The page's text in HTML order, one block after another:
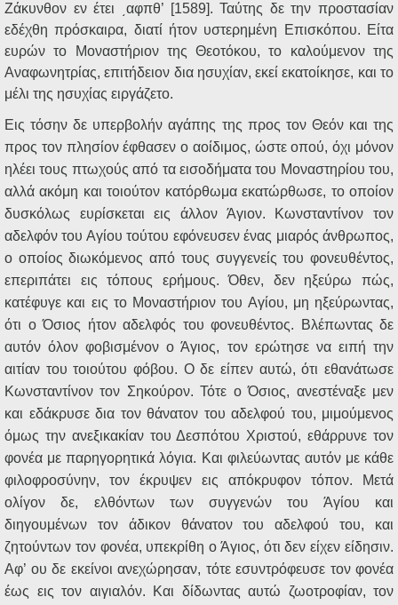
Ζάκυνθον εν έτει ͵αφπθ’ [1589]. Ταύτης δε την προστασίαν
εδέχθη πρόσκαιρα, διατί ήτον υστερημένη Επισκόπου. Είτα
ευρών το Μοναστήριον της Θεοτόκου, το καλούμενον της
Αναφωνητρίας, επιτήδειον δια ησυχίαν, εκεί εκατοίκησε, και το
μέλι της ησυχίας ειργάζετο.
Εις τόσην δε υπερβολήν αγάπης της προς τον Θεόν και της
προς τον πλησίον έφθασεν ο αοίδιμος, ώστε οπού, όχι μόνον
ηλέει τους πτωχούς από τα εισοδήματα του Μοναστηρίου του,
αλλά ακόμη και τοιούτον κατόρθωμα εκατώρθωσε, το οποίον
δυσκόλως ευρίσκεται εις άλλον Άγιον. Κωνσταντίνον τον
αδελφόν του Αγίου τούτου εφόνευσεν ένας μιαρός άνθρωπος,
ο οποίος διωκόμενος από τους συγγενείς του φονευθέντος,
επεριπάτει εις τόπους ερήμους. Όθεν, δεν ηξεύρω πώς,
κατέφυγε και εις το Μοναστήριον του Αγίου, μη ηξεύρωντας,
ότι ο Όσιος ήτον αδελφός του φονευθέντος. Βλέπωντας δε
αυτόν όλον φοβισμένον ο Άγιος, τον ερώτησε να ειπή την
αιτίαν του τοιούτου φόβου. Ο δε είπεν αυτώ, ότι εθανάτωσε
Κωνσταντίνον τον Σηκούρον. Τότε ο Όσιος, ανεστέναξε μεν
και εδάκρυσε δια τον θάνατον του αδελφού του, μιμούμενος
όμως την ανεξικακίαν του Δεσπότου Χριστού, εθάρρυνε τον
φονέα με παρηγορητικά λόγια. Και φιλεύωντας αυτόν με κάθε
φιλοφροσύνην, τον έκρυψεν εις απόκρυφον τόπον. Μετά
ολίγον δε, ελθόντων των συγγενών του Άγίου και
διηγουμένων τον άδικον θάνατον του αδελφού του, και
ζητούντων τον φονέα, υπεκρίθη ο Άγιος, ότι δεν είχεν είδησιν.
Αφ’ ου δε εκείνοι ανεχώρησαν, τότε εσυντρόφευσε τον φονέα
έως εις τον αιγιαλόν. Και δίδωντας αυτώ ζωοτροφίαν, τον